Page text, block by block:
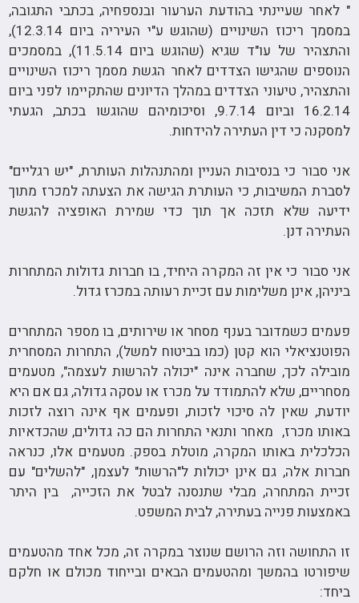
" לאחר שעיינתי בהודעת הערעור ובנספחיה, בכתבי התגובה,
במסמך ריכוז השינויים (שהוגש ע"י העיריה ביום 12.3.14),
והתצהיר של עו"ד שגיא (שהוגש ביום 11.5.14), במסמכים
הנוספים שהגישו הצדדים לאחר הגשת מסמך ריכוז השינויים
והתצהיר, טיעוני הצדדים במהלך הדיונים שהתקיימו לפני ביום
16.2.14 וביום 9.7.14, וסיכומיהם שהוגשו בכתב, הגעתי
למסקנה כי דין העתירה להידחות.
אני סבור כי בנסיבות העניין ומהתנהלות העותרת, "יש רגליים"
לסברת המשיבות, כי העותרת הגישה את הצעתה למכרז מתוך
ידיעה שלא תזכה אך תוך כדי שמירת האופציה להגשת
העתירה דנן.
אני סבור כי אין זה המקרה היחיד, בו חברות גדולות המתחרות
ביניהן, אינן משלימות עם זכיית רעותה במכרז גדול.
פעמים כשמדובר בענף מסחר או שירותים, בו מספר המתחרים
הפוטנציאלי הוא קטן (כמו בביטוח למשל), התחרות המסחרית
מובילה לכך, שחברה אינה "יכולה להרשות לעצמה", מטעמים
מסחריים, שלא להתמודד על מכרז או עסקה גדולה, גם אם היא
יודעת, שאין לה סיכוי לזכות, ופעמים אף אינה רוצה לזכות
באותו מכרז, מאחר ותנאי התחרות הם כה גדולים, שהכדאיות
הכלכלית באותו המקרה, מוטלת בספק. מטעמים אלו, כנראה
חברות אלה, גם אינן יכולות ל"הרשות" לעצמן, "להשלים" עם
זכיית המתחרה, מבלי שתנסנה לבטל את הזכייה, בין היתר
באמצעות פנייה בעתירה, לבית המשפט.
זו התחושה וזה הרושם שנוצר במקרה זה, מכל אחד מהטעמים
שיפורטו בהמשך ומהטעמים הבאים ובייחוד מכולם או חלקם
ביחד: